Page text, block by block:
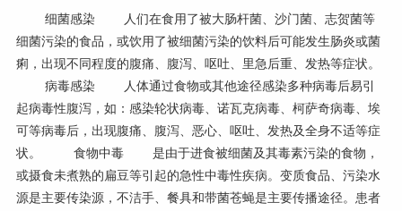
细菌感染 人们在食用了被大肠杆菌、沙门菌、志贺菌等
细菌污染的食品，或饮用了被细菌污染的饮料后可能发生肠炎或菌
痢，出现不同程度的腹痛、腹泻、呕吐、里急后重、发热等症状。
病毒感染 人体通过食物或其他途径感染多种病毒后易引
起病毒性腹泻，如：感染轮状病毒、诺瓦克病毒、柯萨奇病毒、埃
可等病毒后，出现腹痛、腹泻、恶心、呕吐、发热及全身不适等症
状。 食物中毒 是由于进食被细菌及其毒素污染的食物，
或摄食未煮熟的扁豆等引起的急性中毒性疾病。变质食品、污染水
源是主要传染源，不洁手、餐具和带菌苍蝇是主要传播途径。患者